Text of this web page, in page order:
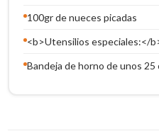
100gr de nueces picadas
<b>Utensilios especiales:</
Bandeja de horno de unos 25